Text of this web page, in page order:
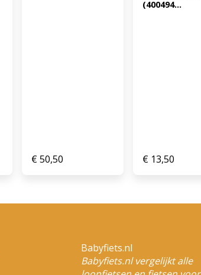
€50,50
(400494...
€ 13,50
Babyfiets.nl
Babyfiets.nl vergelijkt alle